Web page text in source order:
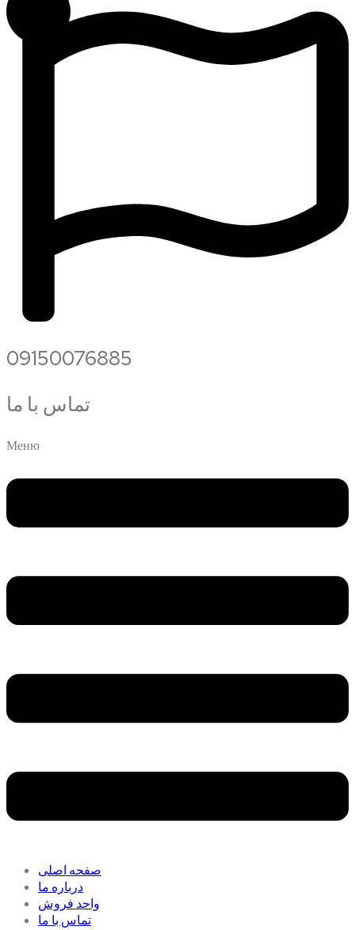
09150076885
تماس با ما
Меню
صفحه اصلی
درباره ما
واحد فروش
تماس با ما